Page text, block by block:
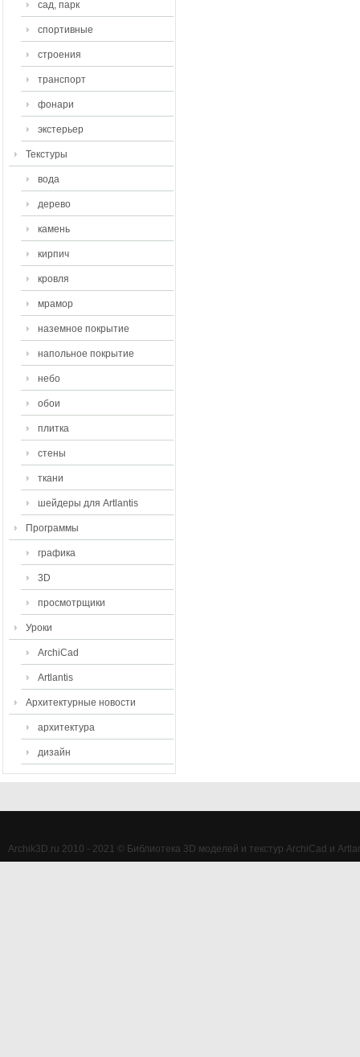
сад, парк
спортивные
строения
транспорт
фонари
экстерьер
Текстуры
вода
дерево
камень
кирпич
кровля
мрамор
наземное покрытие
напольное покрытие
небо
обои
плитка
стены
ткани
шейдеры для Artlantis
Программы
графика
3D
просмотрщики
Уроки
ArchiCad
Artlantis
Архитектурные новости
архитектура
дизайн
Archik3D.ru 2010 - 2021 © Библиотека 3D моделей и текстур ArchiCad и